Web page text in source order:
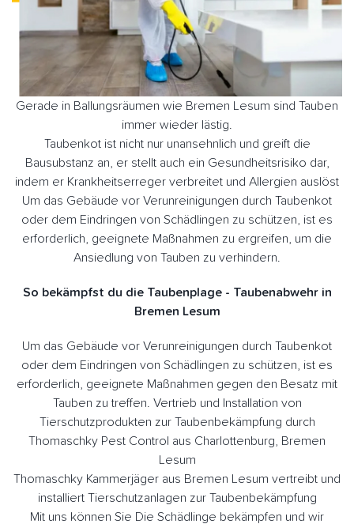
Gerade in Ballungsräumen wie Bremen Lesum sind Tauben
immer wieder lästig.
Taubenkot ist nicht nur unansehnlich und greift die
Bausubstanz an, er stellt auch ein Gesundheitsrisiko dar,
indem er Krankheitserreger verbreitet und Allergien auslöst
Um das Gebäude vor Verunreinigungen durch Taubenkot
oder dem Eindringen von Schädlingen zu schützen, ist es
erforderlich, geeignete Maßnahmen zu ergreifen, um die
Ansiedlung von Tauben zu verhindern.
So bekämpfst du die Taubenplage - Taubenabwehr in
Bremen Lesum
Um das Gebäude vor Verunreinigungen durch Taubenkot
oder dem Eindringen von Schädlingen zu schützen, ist es
erforderlich, geeignete Maßnahmen gegen den Besatz mit
Tauben zu treffen. Vertrieb und Installation von
Tierschutzprodukten zur Taubenbekämpfung durch
Thomaschky Pest Control aus Charlottenburg, Bremen
Lesum
Thomaschky Kammerjäger aus Bremen Lesum vertreibt und
installiert Tierschutzanlagen zur Taubenbekämpfung
Mit uns können Sie Die Schädlinge bekämpfen und wir